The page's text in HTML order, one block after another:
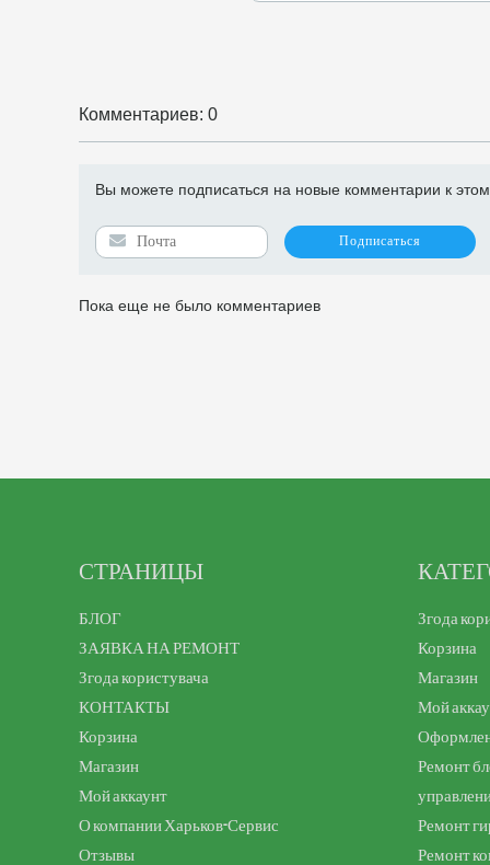
Комментариев: 0
Вы можете подписаться на новые комментарии к
Пока еще не было комментариев
СТРАНИЦЫ
БЛОГ
ЗАЯВКА НА РЕМОНТ
Згода користувача
КОНТАКТЫ
Корзина
Магазин
Мой аккаунт
О компании Харьков-Сервис
Отзывы
Згода
Корзина
Магазин
Мой
Ремонт
Ремонт
Ремонт